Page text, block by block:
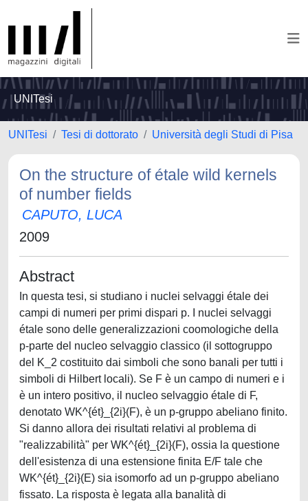
UNITesi
UNITesi Tesi di dottorato Università degli Studi di Pisa
On the structure of étale wild kernels
of number fields
CAPUTO, LUCA
2009
Abstract
In questa tesi, si studiano i nuclei selvaggi étale dei
campi di numeri per primi dispari p. I nuclei selvaggi
étale sono delle generalizzazioni coomologiche della
p-parte del nucleo selvaggio classico (il sottogruppo
del K_2 costituito dai simboli che sono banali per tutti i
simboli di Hilbert locali). Se F è un campo di numeri e i
è un intero positivo, il nucleo selvaggio étale di F,
denotato WK^{ét}_{2i}(F), è un p-gruppo abeliano finito.
Si danno allora dei risultati relativi al problema di
"realizzabilità" per WK^{ét}_{2i}(F), ossia la questione
dell'esistenza di una estensione finita E/F tale che
WK^{ét}_{2i}(E) sia isomorfo ad un p-gruppo abeliano
fissato. La risposta è legata alla banalità di